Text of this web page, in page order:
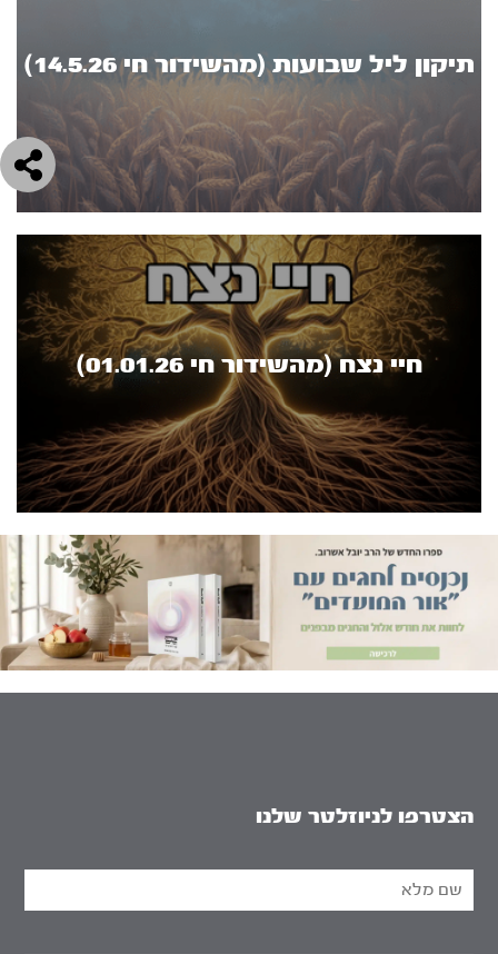
תיקון ליל שבועות (מהשידור חי 14.5.26)
חיי נצח (מהשידור חי 01.01.26)
הצטרפו לניוזלטר שלנו